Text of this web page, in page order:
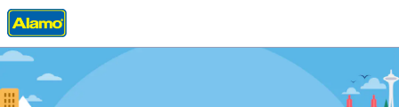
Accueil Agences